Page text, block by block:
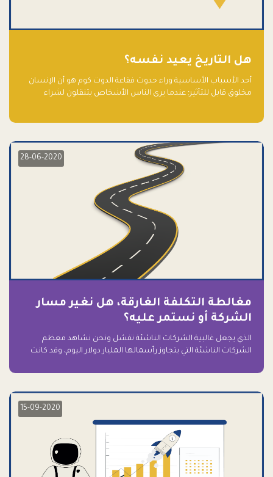
هل التاريخ يعيد نفسه؟
أحد الأسباب الأساسية وراء حدوث فقاعة الدوت كوم هو أن الإنسان
مخلوق قابل للتأثير؛ عندما يرى الناس الأشخاص يتنقلون لشراء
28-06-2020
مغالطة التكلفة الغارقة، هل نغير مسار
الشركة أو نستمر عليه؟
الذي يجعل غالبية الشركات الناشئة تفشل ونحن نشاهد معظم
الشركات الناشئة التي يتجاوز رأسمالها المليار دولار اليوم، وقد كانت
15-09-2020